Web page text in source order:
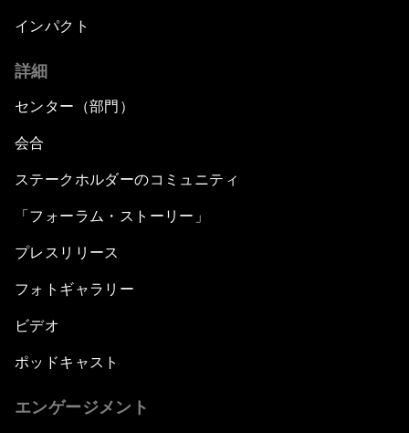
インパクト
詳細
センター（部門）
会合
ステークホルダーのコミュニティ
「フォーラム・ストーリー」
プレスリリース
フォトギャラリー
ビデオ
ポッドキャスト
エンゲージメント